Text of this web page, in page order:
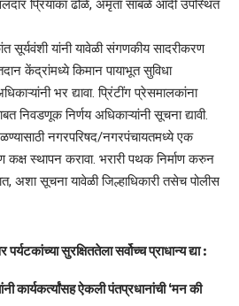
प्रियांका ढोळे, अमृता साबळे आदी उपस्थित
सूर्यवंशी यांनी यावेळी संगणकीय सादरीकरण
केंद्रांमध्ये किमान पायाभूत सुविधा
भर द्यावा. प्रिंटींग प्रेसमालकांना
निवडणूक निर्णय अधिकाऱ्यांनी सूचना द्यावी.
नगरपरिषद/नगरपंचायतमध्ये एक
कक्ष स्थापन करावा. भरारी पथक निर्माण करुन
अशा सूचना यावेळी जिल्हाधिकारी तसेच पोलीस
सुरक्षिततेला सर्वोच्च प्राधान्य द्या :
कार्यकर्त्यांसह ऐकली पंतप्रधानांची ‘मन की